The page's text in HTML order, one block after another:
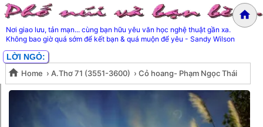
Nơi giao lưu, tản mạn... cùng bạn hữu yêu văn học nghệ thuật gần xa.
Không bao giờ quá sớm để kết bạn & quá muộn để yêu - Sandy Wilson
LỜI NGỎ:
Home › A.Thơ 71 (3551-3600) › Cỏ hoang- Phạm Ngọc Thái
Cỏ hoang- Phạm Ngọc Thái